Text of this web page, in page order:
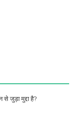
जुड़ा मुद्दा है?